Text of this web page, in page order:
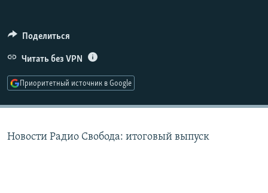
ПОДПИШИТЕСЬ НА РАССЫЛКУ
СОЦИАЛЬНЫЕ СЕТИ
Поделиться
Читать без VPN
Приоритетный источник в Google
Новости Радио Свобода: итоговый выпуск